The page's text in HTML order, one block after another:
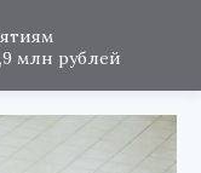
млн рублей